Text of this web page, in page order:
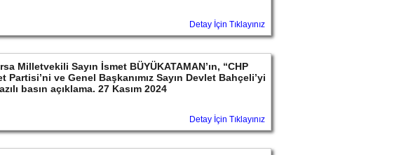
Detay İçin Tıklayınız
Milletvekili Sayın İsmet BÜYÜKATAMAN’ın, “CHP
ve Genel Başkanımız Sayın Devlet Bahçeli’yi
basın açıklama. 27 Kasım 2024
Detay İçin Tıklayınız